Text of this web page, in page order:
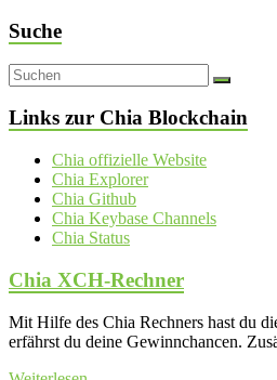
Suche
Links zur Chia Blockchain
Chia offizielle Website
Chia Explorer
Chia Github
Chia Keybase Channels
Chia Status
Chia XCH-Rechner
Mit Hilfe des Chia Rechners hast du
erfährst du deine Gewinnchancen.